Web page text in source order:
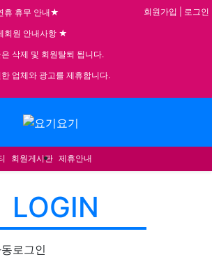
휴 휴무 안내★
회원 안내사항 ★
삭제 및 회원탈퇴 됩니다.
업체와 광고를 제휴합니다.
회원가입 로그인
회원게시판 제휴안내
LOGIN
로그인